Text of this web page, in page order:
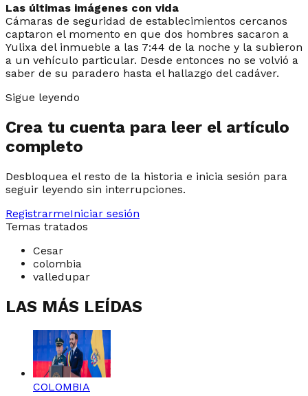
Las últimas imágenes con vida
Cámaras de seguridad de establecimientos cercanos
captaron el momento en que dos hombres sacaron a
Yulixa del inmueble a las 7:44 de la noche y la subieron
a un vehículo particular. Desde entonces no se volvió a
saber de su paradero hasta el hallazgo del cadáver.
Sigue leyendo
Crea tu cuenta para leer el artículo
completo
Desbloquea el resto de la historia e inicia sesión para
seguir leyendo sin interrupciones.
RegistrarmeIniciar sesión
Temas tratados
Cesar
colombia
valledupar
LAS MÁS LEÍDAS
COLOMBIA